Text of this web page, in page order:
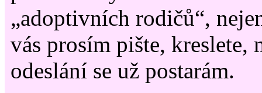
„adoptivních rodičů“,
vás prosím pište, kreslete,
odeslání se už postarám.